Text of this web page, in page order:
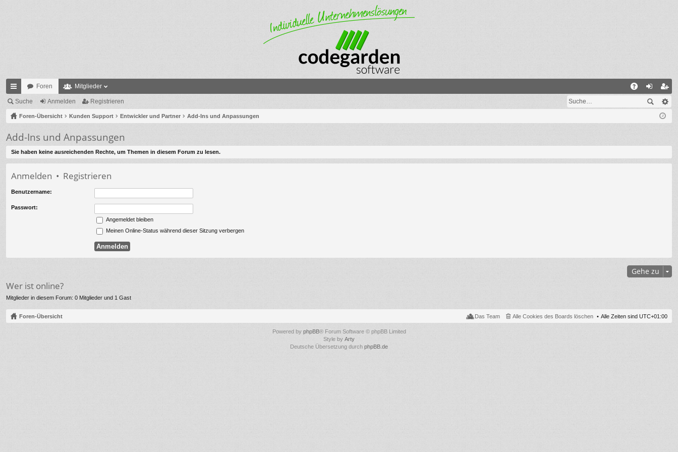
ch
ne
ug
riff
Foren Mitglieder
n
de
n
eg
ist
re
n
Suche Anmelden Registrieren
Foren-Übersicht Kunden Support Entwickler und Partner Add-Ins und Anpassungen
Add-Ins und Anpassungen
Sie haben keine ausreichenden Rechte, um Themen in diesem Forum zu lesen.
Anmelden • Registrieren
Benutzername:
Passwort:
Angemeldet bleiben
Meinen Online-Status während dieser Sitzung verbergen
Gehe zu
Wer ist online?
Mitglieder in diesem Forum: 0 Mitglieder und 1 Gast
Foren-Übersicht Alle Zeiten sind UTC+01:00
Alle Cookies des Boards löschen
Das Team
Powered by phpBB® Forum Software © phpBB Limited
Style by Arty
Deutsche Übersetzung durch phpBB.de